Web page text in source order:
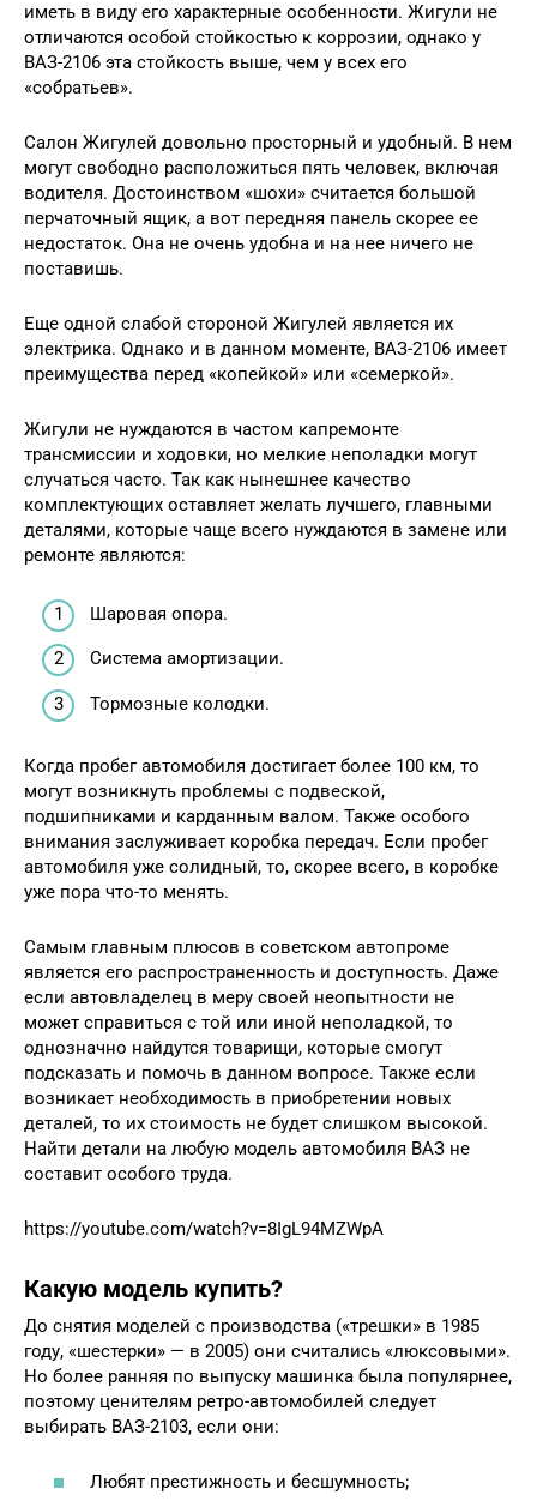
иметь в виду его характерные особенности. Жигули не
отличаются особой стойкостью к коррозии, однако у
ВАЗ-2106 эта стойкость выше, чем у всех его
«собратьев».
Салон Жигулей довольно просторный и удобный. В нем
могут свободно расположиться пять человек, включая
водителя. Достоинством «шохи» считается большой
перчаточный ящик, а вот передняя панель скорее ее
недостаток. Она не очень удобна и на нее ничего не
поставишь.
Еще одной слабой стороной Жигулей является их
электрика. Однако и в данном моменте, ВАЗ-2106 имеет
преимущества перед «копейкой» или «семеркой».
Жигули не нуждаются в частом капремонте
трансмиссии и ходовки, но мелкие неполадки могут
случаться часто. Так как нынешнее качество
комплектующих оставляет желать лучшего, главными
деталями, которые чаще всего нуждаются в замене или
ремонте являются:
Шаровая опора.
Система амортизации.
Тормозные колодки.
Когда пробег автомобиля достигает более 100 км, то
могут возникнуть проблемы с подвеской,
подшипниками и карданным валом. Также особого
внимания заслуживает коробка передач. Если пробег
автомобиля уже солидный, то, скорее всего, в коробке
уже пора что-то менять.
Самым главным плюсов в советском автопроме
является его распространенность и доступность. Даже
если автовладелец в меру своей неопытности не
может справиться с той или иной неполадкой, то
однозначно найдутся товарищи, которые смогут
подсказать и помочь в данном вопросе. Также если
возникает необходимость в приобретении новых
деталей, то их стоимость не будет слишком высокой.
Найти детали на любую модель автомобиля ВАЗ не
составит особого труда.
https://youtube.com/watch?v=8IgL94MZWpA
Какую модель купить?
До снятия моделей с производства («трешки» в 1985
году, «шестерки» — в 2005) они считались «люксовыми».
Но более ранняя по выпуску машинка была популярнее,
поэтому ценителям ретро-автомобилей следует
выбирать ВАЗ-2103, если они:
Любят престижность и бесшумность;